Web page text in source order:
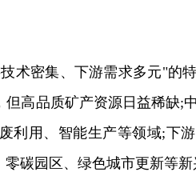
术密集、下游需求多元"的
高品质矿产资源日益稀缺;
利用、智能生产等领域;下
碳园区、绿色城市更新等新